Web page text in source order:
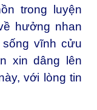
trong luyện
hưởng nhan
vĩnh cửu
xin dâng lên
với lòng tin